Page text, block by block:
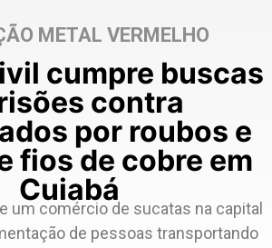
METAL VERMELHO
cumpre buscas
contra
por roubos e
fios de cobre em
Cuiabá
um comércio de sucatas na capital
de pessoas transportando